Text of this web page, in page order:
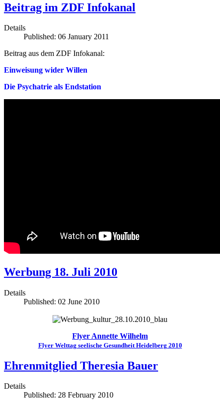
Beitrag im ZDF Infokanal
Details
Published: 06 January 2011
Beitrag aus dem ZDF Infokanal:
Einweisung wider Willen
Die Psychatrie als Endstation
Werbung 18. Juli 2010
Details
Published: 02 June 2010
Flyer Annette Wilhelm
Flyer Welttag seelische Gesundheit Heidelberg 2010
Ehrenmitglied Theresia Bauer
Details
Published: 28 February 2010